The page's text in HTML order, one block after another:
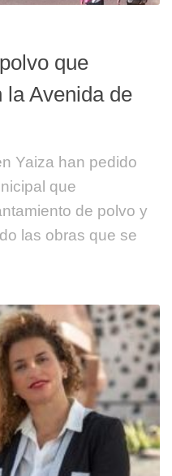
que
la Avenida de
Yaiza han pedido
que
de polvo y
las obras que se